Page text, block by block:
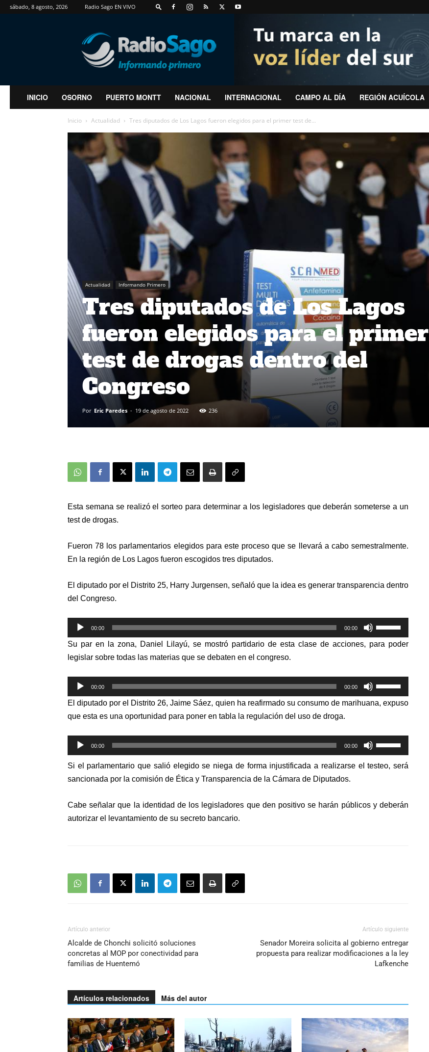
sábado, 8 agosto, 2026 Radio Sago EN VIVO
RadioSago
INICIO OSORNO PUERTO MONTT NACIONAL INTERNACIONAL CAMPO AL DÍA REGIÓN ACUÍCOLA
Inicio Actualidad Tres diputados de Los Lagos fueron elegidos para el primer test de...
Actualidad Informando Primero
Tres diputados de Los Lagos
fueron elegidos para el primer
test de drogas dentro del
Congreso
Por Eric Paredes - 19 de agosto de 2022 236
Esta semana se realizó el sorteo para determinar a los legisladores que deberán someterse a un
test de drogas.
Fueron 78 los parlamentarios elegidos para este proceso que se llevará a cabo semestralmente.
En la región de Los Lagos fueron escogidos tres diputados.
El diputado por el Distrito 25, Harry Jurgensen, señaló que la idea es generar transparencia dentro
del Congreso.
Reproductor
de
audio
00:00 00:00
Utiliza
las
teclas
flecha
arriba/abajo
para
disminuir
volumen.
Su par en la zona, Daniel Lilayú, se mostró partidario de esta clase de acciones, para poder
legislar sobre todas las materias que se debaten en el congreso.
Reproductor
de
audio
00:00 00:00
Utiliza
las
teclas
flecha
arriba/abajo
aumentar
el
El diputado por el Distrito 26, Jaime Sáez, quien ha reafirmado su consumo de marihuana, expuso
que esta es una oportunidad para poner en tabla la regulación del uso de droga.
Reproductor
de
audio
00:00 00:00
Utiliza
las
teclas
arriba/abajo
Si el parlamentario que salió elegido se niega de forma injustificada a realizarse el testeo, será
sancionada por la comisión de Ética y Transparencia de la Cámara de Diputados.
Cabe señalar que la identidad de los legisladores que den positivo se harán públicos y deberán
autorizar el levantamiento de su secreto bancario.
Artículo anterior
Alcalde de Chonchi solicitó soluciones
concretas al MOP por conectividad para
familias de Huentemó
Artículo siguiente
Senador Moreira solicita al gobierno entregar
propuesta para realizar modificaciones a la ley
Lafkenche
Artículos relacionados Más del autor